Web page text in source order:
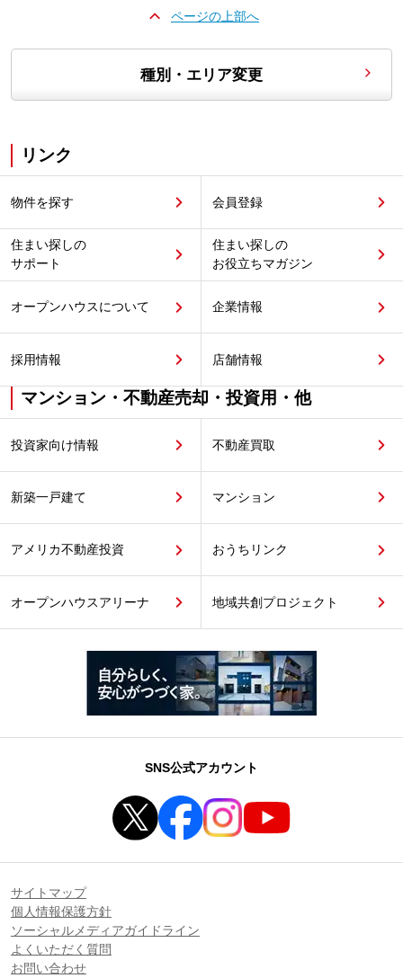
ページの上部へ
種別・エリア変更
リンク
物件を探す 会員登録
住まい探しの
サポート
住まい探しの
お役立ちマガジン
オープンハウスについて 企業情報
採用情報 店舗情報
マンション・不動産売却・投資用・他
投資家向け情報 不動産買取
新築一戸建て マンション
アメリカ不動産投資 おうちリンク
オープンハウスアリーナ 地域共創プロジェクト
SNS公式アカウント
サイトマップ
個人情報保護方針
ソーシャルメディアガイドライン
よくいただく質問
お問い合わせ